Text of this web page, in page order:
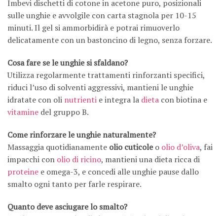
Imbevi dischetti di cotone in acetone puro, posizionali
sulle unghie e avvolgile con carta stagnola per 10-15
minuti. Il gel si ammorbidirà e potrai rimuoverlo
delicatamente con un bastoncino di legno, senza forzare.
Cosa fare se le unghie si sfaldano?
Utilizza regolarmente trattamenti rinforzanti specifici,
riduci l’uso di solventi aggressivi, mantieni le unghie
idratate con oli nutrienti e integra la dieta con biotina e
vitamine del gruppo B.
Come rinforzare le unghie naturalmente?
Massaggia quotidianamente olio cuticoleo olio d’oliva, fai
impacchi con olio di ricino, mantieni una dieta ricca di
proteine e omega-3, e concedi alle unghie pause dallo
smalto ogni tanto per farle respirare.
Quanto deve asciugare lo smalto?